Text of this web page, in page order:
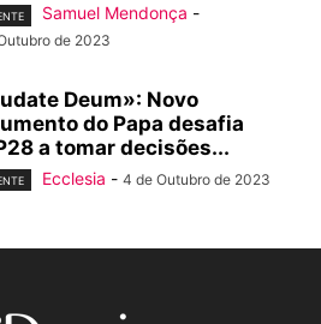
Samuel Mendonça -
de 2023
Deum»: Novo
do Papa desafia
a tomar decisões...
Ecclesia - 4 de Outubro de 2023